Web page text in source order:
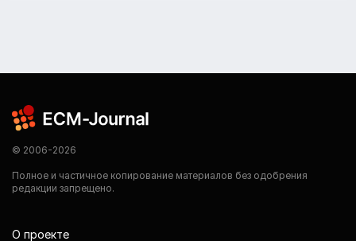
© 2006-2026
Полное и частичное копирование материалов без одобрения
редакции запрещено.
О проекте